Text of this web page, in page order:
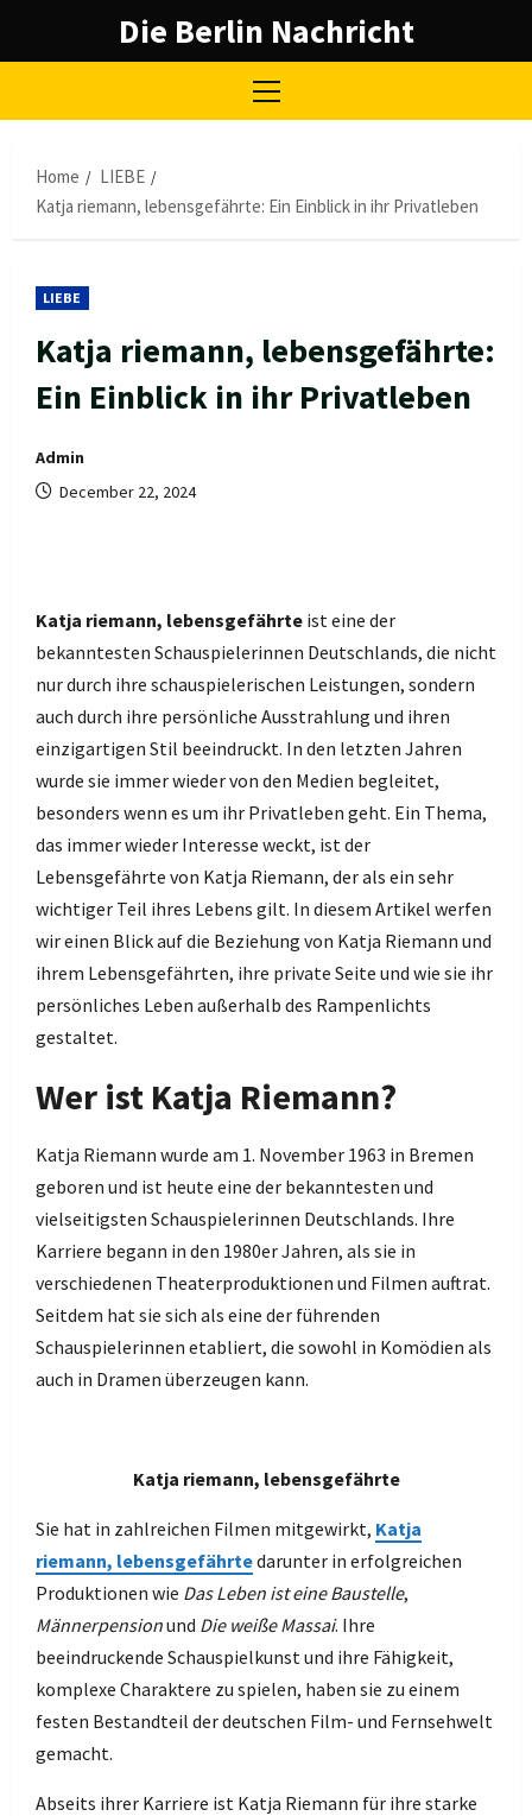
Die Berlin Nachricht
Primary
Home
LIEBE
Katja riemann, lebensgefährte: Ein Einblick in ihr Privatleben
LIEBE
Katja riemann, lebensgefährte:
Ein Einblick in ihr Privatleben
Admin
December 22, 2024
Katja riemann, lebensgefährte ist eine der
bekanntesten Schauspielerinnen Deutschlands, die nicht
nur durch ihre schauspielerischen Leistungen, sondern
auch durch ihre persönliche Ausstrahlung und ihren
einzigartigen Stil beeindruckt. In den letzten Jahren
wurde sie immer wieder von den Medien begleitet,
besonders wenn es um ihr Privatleben geht. Ein Thema,
das immer wieder Interesse weckt, ist der
Lebensgefährte von Katja Riemann, der als ein sehr
wichtiger Teil ihres Lebens gilt. In diesem Artikel werfen
wir einen Blick auf die Beziehung von Katja Riemann und
ihrem Lebensgefährten, ihre private Seite und wie sie ihr
persönliches Leben außerhalb des Rampenlichts
gestaltet.
Wer ist Katja Riemann?
Katja Riemann wurde am 1. November 1963 in Bremen
geboren und ist heute eine der bekanntesten und
vielseitigsten Schauspielerinnen Deutschlands. Ihre
Karriere begann in den 1980er Jahren, als sie in
verschiedenen Theaterproduktionen und Filmen auftrat.
Seitdem hat sie sich als eine der führenden
Schauspielerinnen etabliert, die sowohl in Komödien als
auch in Dramen überzeugen kann.
Katja riemann, lebensgefährte
Sie hat in zahlreichen Filmen mitgewirkt, Katja
riemann, lebensgefährtedarunter in erfolgreichen
Produktionen wie Das Leben ist eine Baustelle,
Männerpensionund Die weiße Massai. Ihre
beeindruckende Schauspielkunst und ihre Fähigkeit,
komplexe Charaktere zu spielen, haben sie zu einem
festen Bestandteil der deutschen Film- und Fernsehwelt
gemacht.
Abseits ihrer Karriere ist Katja Riemann für ihre starke